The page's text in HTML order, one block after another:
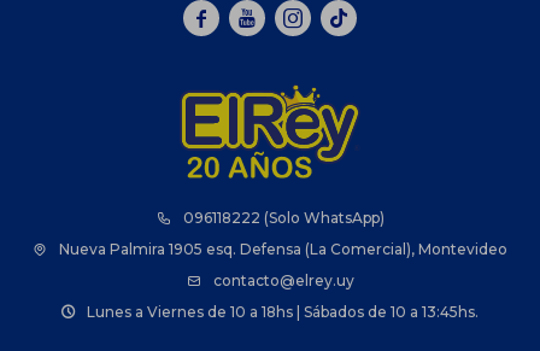
096118222 (Solo WhatsApp)
Nueva Palmira 1905 esq. Defensa (La Comercial), Montevideo
contacto@elrey.uy
Lunes a Viernes de 10 a 18hs | Sábados de 10 a 13:45hs.
  